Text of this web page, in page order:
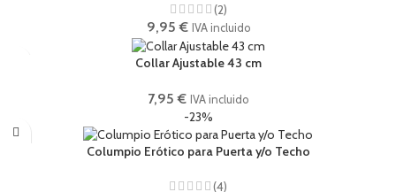
(2)
9,95€ IVA incluido
Collar Ajustable 43 cm
7,95€ IVA incluido
-23%
Columpio Erótico para Puerta y/o Techo
(4)